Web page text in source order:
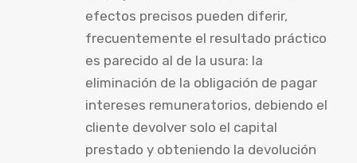
efectos precisos pueden diferir,
frecuentemente el resultado práctico
es parecido al de la usura: la
eliminación de la obligación de pagar
intereses remuneratorios, debiendo el
cliente devolver solo el capital
prestado y obteniendo la devolución